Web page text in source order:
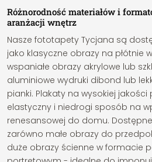
Różnorodność materiałów i
aranżacji wnętrz
Nasze fototapety Tycjana są
jako klasyczne obrazy na płótnie
wspaniałe obrazy akrylowe lub
aluminiowe wydruki dibond lub
pianki. Plakaty na wysokiej
elastyczny i niedrogi sposób na
renesansowej do domu.
zarówno małe obrazy do
duże obrazy ścienne w formacie